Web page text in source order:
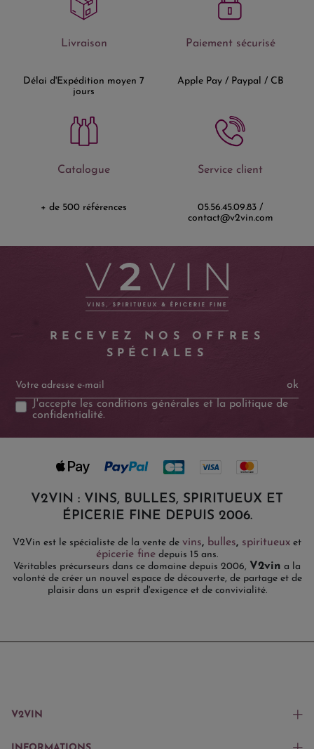
Livraison
Délai d'Expédition moyen 7
jours
Paiement sécurisé
Apple Pay / Paypal / CB
Catalogue
+ de 500 références
Service client
05.56.45.09.83 /
contact@v2vin.com
RECEVEZ NOS OFFRES
SPÉCIALES
ok
J'accepte lesconditions générales et la politique de
confidentialité.
V2VIN : VINS, BULLES, SPIRITUEUX ET
ÉPICERIE FINE DEPUIS 2006.
V2Vin est le spécialiste de la vente de vins, bulles, spiritueux et
épicerie fine depuis 15 ans.
Véritables précurseurs dans ce domaine depuis 2006, V2vin a la
volonté de créer un nouvel espace de découverte, de partage et de
plaisir dans un esprit d'exigence et de convivialité.
V2VIN